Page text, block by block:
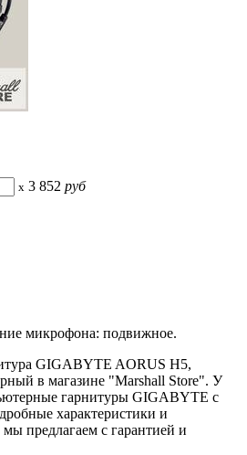
x 3 852 руб
микрофона: подвижное.
GIGABYTE AORUS H5,
в магазине "Marshall Store". У
гарнитуры GIGABYTE с
характеристики и
предлагаем с гарантией и